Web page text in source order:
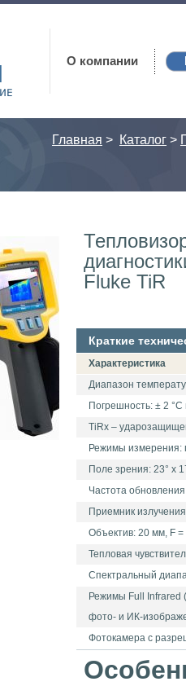
О компании
Главная > Каталог >
Fluke TiR
Краткие
Характеристика
Диапазон
Погрешность: ± 2
TiRx –
Режимы измерения:
Поле зрения: 23° x
Частота
Приемник
Объектив: 20 мм, F =
Тепловая
Спектральный
Режимы Full Infrared
фото- и ИК-
Фотокамера с